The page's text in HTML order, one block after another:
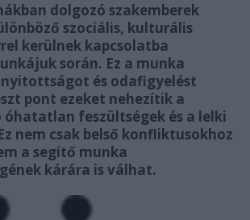
dolgozó szakemberek
szociális, kulturális
kerülnek kapcsolatba
során. Ez a munka
és odafigyelést
pont ezeket nehezítik a
feszültségek és a lelki
nem csak belső konfliktusokhoz
a segítő munka
kárára is válhat.